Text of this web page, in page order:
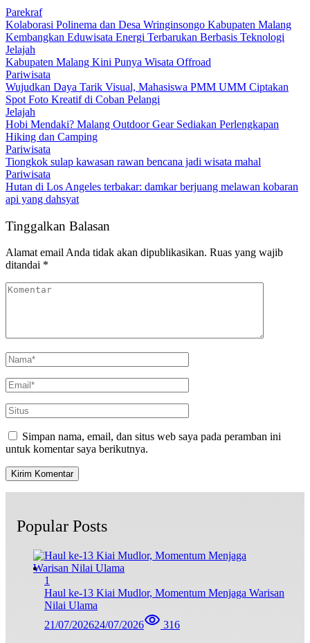
Parekraf
Kolaborasi Polinema dan Desa Wringinsongo Kabupaten Malang
Kembangkan Eduwisata Energi Terbarukan Berbasis Teknologi
Jelajah
Kabupaten Malang Kini Punya Wisata Offroad
Pariwisata
Wujudkan Daya Tarik Visual, Mahasiswa PMM UMM Ciptakan
Spot Foto Kreatif di Coban Pelangi
Jelajah
Hobi Mendaki? Malang Outdoor Gear Sediakan Perlengkapan
Hiking dan Camping
Pariwisata
Tiongkok sulap kawasan rawan bencana jadi wisata mahal
Pariwisata
Hutan di Los Angeles terbakar: damkar berjuang melawan kobaran
api yang dahsyat
Tinggalkan Balasan
Alamat email Anda tidak akan dipublikasikan. Ruas yang wajib
ditandai *
Simpan nama, email, dan situs web saya pada peramban ini
untuk komentar saya berikutnya.
Popular Posts
1
Haul ke-13 Kiai Mudlor, Momentum Menjaga Warisan
Nilai Ulama
21/07/202624/07/2026 316